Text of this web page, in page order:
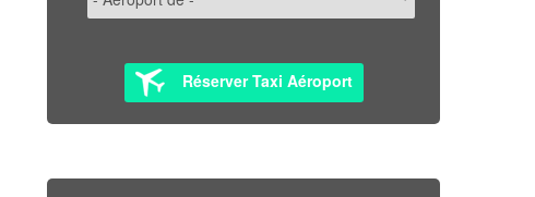
Réserver Taxi Aéroport